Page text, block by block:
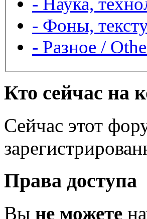
- Фоны,
- Разное /
Кто сейчас на
Сейчас этот
Права доступа
Вы не можете